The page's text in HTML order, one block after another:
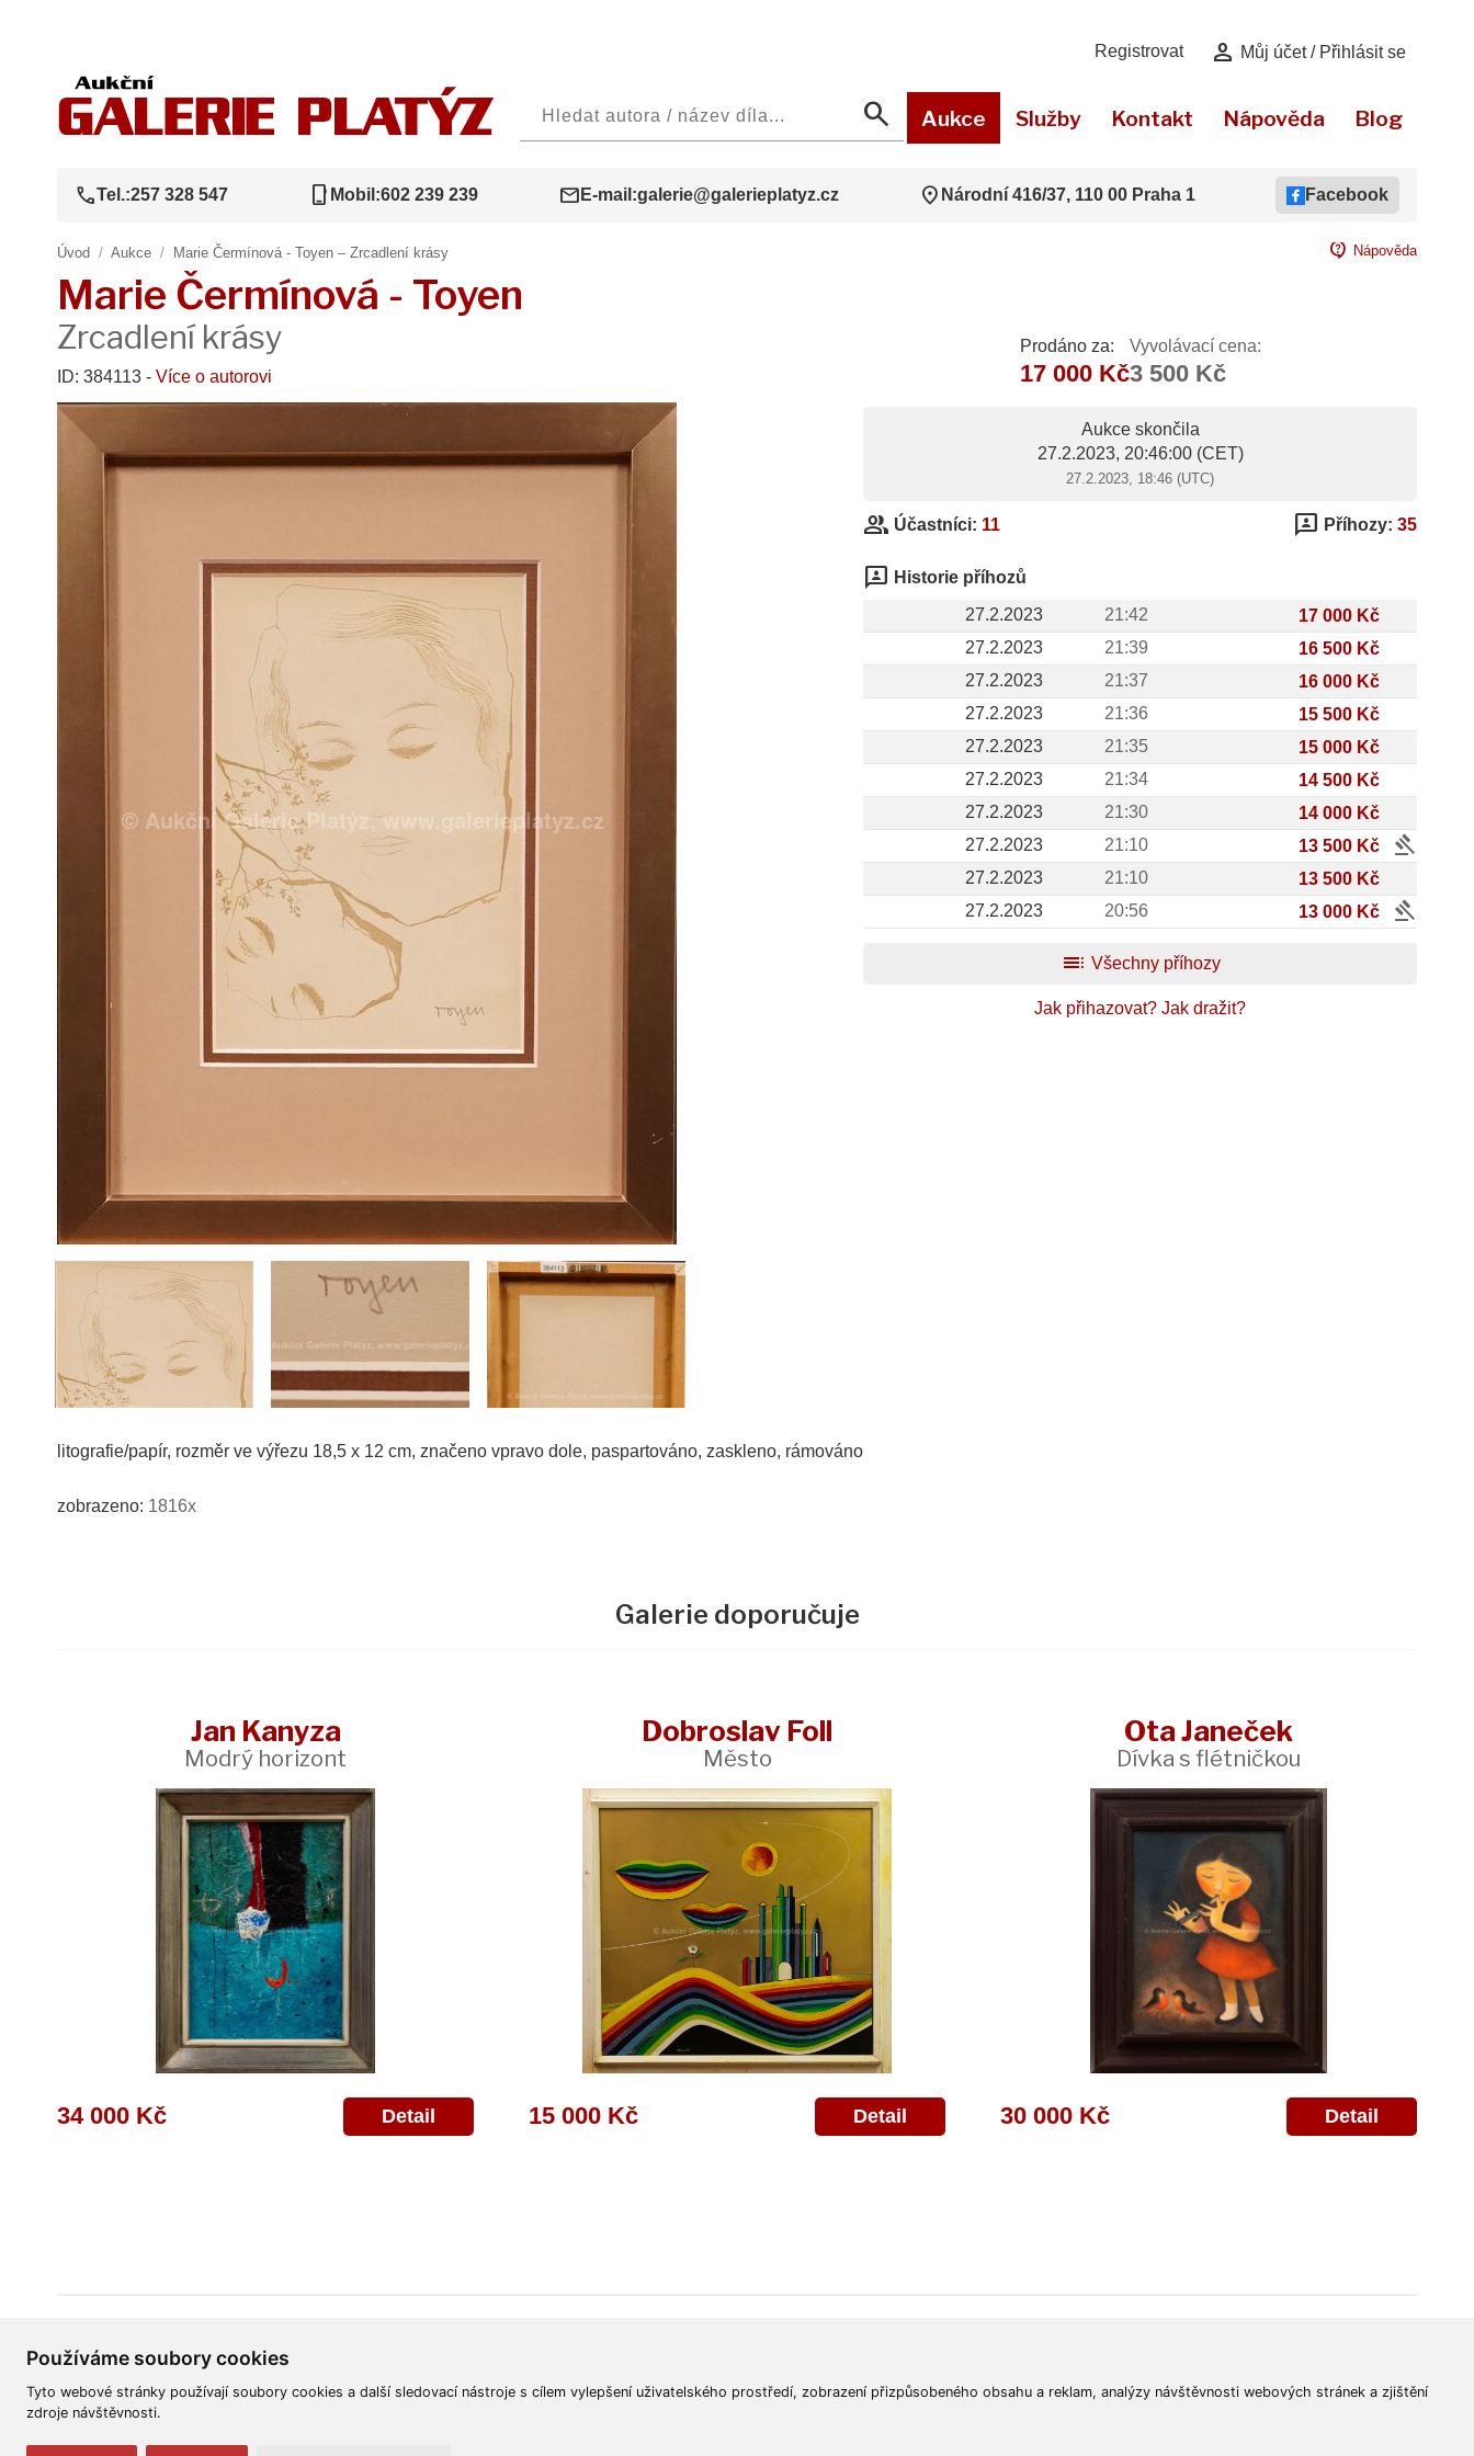
Používáme soubory cookies
Tyto webové stránky používají soubory cookies a další sledovací nástroje s cílem vylepšení uživatelského prostředí, zobrazení přizpůsobeného obsahu a reklam, analýzy návštěvnosti webových stránek a zjištění
zdroje návštěvnosti.
Registrovat person Můj účet / Přihlásit se
search Aukce Služby Kontakt Nápověda Blog
callTel.:257 328 547 phone_iphone Mobil:602 239 239 mail E-mail:galerie@galerieplatyz.cz location_on Národní 416/37, 110 00 Praha 1 Facebook
Úvod / Aukce / Marie Čermínová - Toyen – Zrcadlení krásy contact_support Nápověda
Marie Čermínová - Toyen
Zrcadlení krásy
ID: 384113 - Více o autorovi
litografie/papír, rozměr ve výřezu 18,5 x 12 cm, značeno vpravo dole, paspartováno, zaskleno, rámováno
zobrazeno: 1816x
Prodáno za:
17 000 Kč
Vyvolávací cena:
3 500 Kč
Aukce skončila
27.2.2023, 20:46:00(CET)
27.2.2023, 18:46 (UTC)
group Účastníci: 11 3p Příhozy: 35
3p Historie příhozů
27.2.2023
21:42
17 000 Kč
27.2.2023
21:39
16 500 Kč
27.2.2023
21:37
16 000 Kč
27.2.2023
21:36
15 500 Kč
27.2.2023
21:35
15 000 Kč
27.2.2023
21:34
14 500 Kč
27.2.2023
21:30
14 000 Kč
27.2.2023
21:10 13 500 Kč gavel
27.2.2023 21:10
13 500 Kč
27.2.2023
20:56 13 000 Kč
gavel
toc Všechny příhozy
Jak přihazovat? Jak dražit?
Galerie doporučuje
Jan Kanyza
Modrý horizont
34 000 Kč Detail
Dobroslav Foll
Město
15 000 Kč Detail
Ota Janeček
Dívka s flétničkou
30 000 Kč Detail